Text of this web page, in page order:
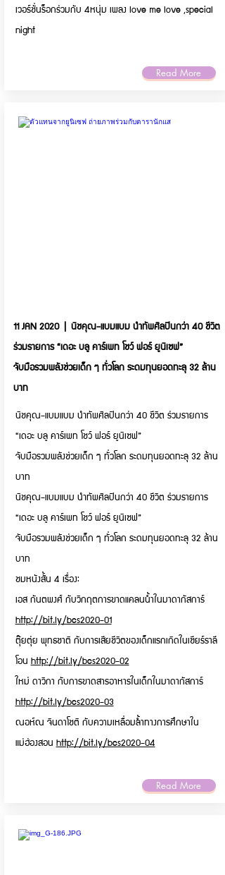
เวอร์ชั่นร็อกร่วมกับ 4หนุ่ม เพลง love me love ,special
night
Read More
11 JAN 2020 | นิชคุณ-แบมแบม นำทัพศิลปินกว่า 40 ชีวิต
ร่วมรายการ “เดอะ บลู คาร์เพท โชว์ ฟอร์ ยูนิเซฟ”
จับมือรวมพลังช่วยเด็ก ๆ ทั่วโลก ระดมทุนยอดทะลุ 32 ล้าน
บาท
นิชคุณ-แบมแบม นำทัพศิลปินกว่า 40 ชีวิต ร่วมรายการ
“เดอะ บลู คาร์เพท โชว์ ฟอร์ ยูนิเซฟ”
จับมือรวมพลังช่วยเด็ก ๆ ทั่วโลก ระดมทุนยอดทะลุ 32 ล้าน
บาท
นิชคุณ-แบมแบม นำทัพศิลปินกว่า 40 ชีวิต ร่วมรายการ
“เดอะ บลู คาร์เพท โชว์ ฟอร์ ยูนิเซฟ”
จับมือรวมพลังช่วยเด็ก ๆ ทั่วโลก ระดมทุนยอดทะลุ 32 ล้าน
บาท
ชมหนังสั้น 4 เรื่อง:
เอส กันตพงศ์ กับวิกฤตการขาดแคลนน้ำในมาดากัสการ์
http://bit.ly/bcs2020-01
ตุ๊ยตุ่ย พุทธชาติ กับการเสียชีวิตของเด็กแรกเกิดในเซียร์ราลี
โอนhttp://bit.ly/bcs2020-02
ใหม่ ดาวิกา กับการขาดสารอาหารในเด็กในมาดากัสการ์
http://bit.ly/bcs2020-03
ณอห์ณ จินดาโชติ กับความเหลื่อมล้ำทางการศึกษาใน
แม่ฮ่องสอนhttp://bit.ly/bcs2020-04
Read More